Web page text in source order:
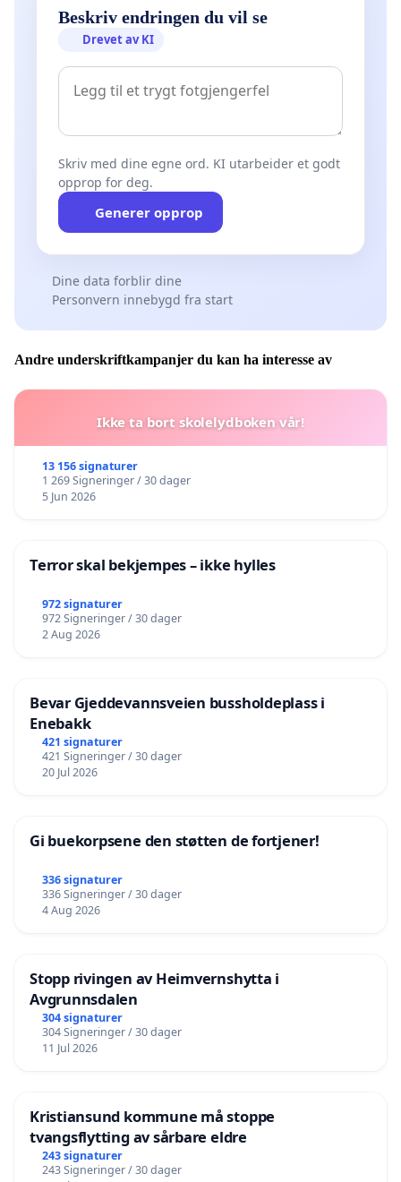
Beskriv endringen du vil se
Drevet av KI
Skriv med dine egne ord. KI utarbeider et godt
opprop for deg.
Generer opprop
Dine data forblir dine
Personvern innebygd fra start
Andre underskriftkampanjer du kan ha interesse av
Ikke ta bort skolelydboken vår!
13 156 signaturer
1 269 Signeringer / 30 dager
5 Jun 2026
Terror skal bekjempes – ikke hylles
972 signaturer
972 Signeringer / 30 dager
2 Aug 2026
Bevar Gjeddevannsveien bussholdeplass i
Enebakk
421 signaturer
421 Signeringer / 30 dager
20 Jul 2026
Gi buekorpsene den støtten de fortjener!
336 signaturer
336 Signeringer / 30 dager
4 Aug 2026
Stopp rivingen av Heimvernshytta i
Avgrunnsdalen
304 signaturer
304 Signeringer / 30 dager
11 Jul 2026
Kristiansund kommune må stoppe
tvangsflytting av sårbare eldre
243 signaturer
243 Signeringer / 30 dager